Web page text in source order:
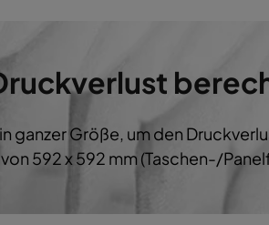
ganzer Größe, um den
592 x 592 mm (Taschen-/